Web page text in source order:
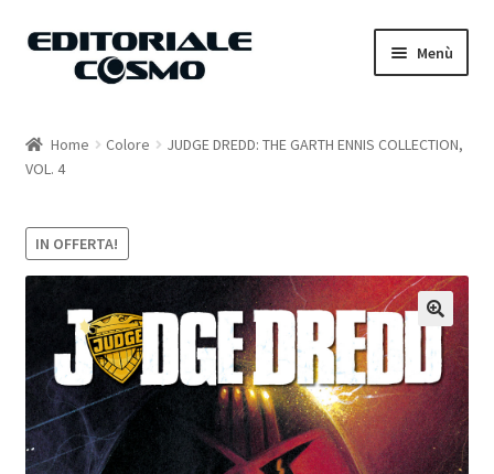
Vai
Vai
Menù
Catalogo
Carrello
Il mio account
Home Colore
JUDGE DREDD: THE GARTH ENNIS COLLECTION,
VOL. 4
IN OFFERTA!